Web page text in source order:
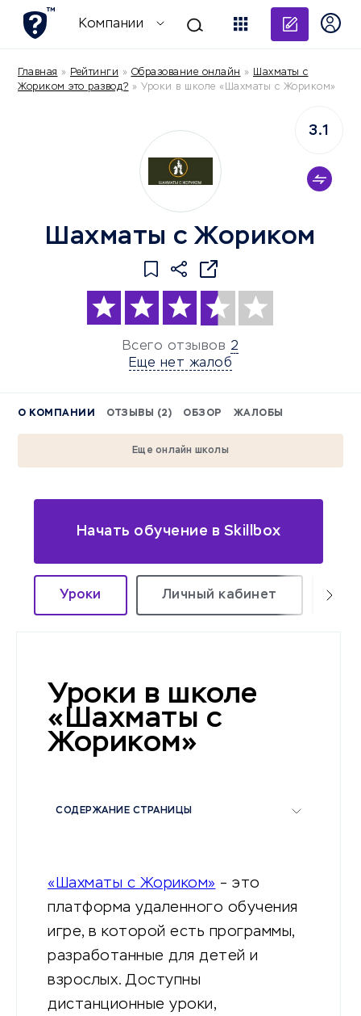
Компании
Главная » Рейтинги » Образование онлайн » Шахматы с
Жориком это развод? » Уроки в школе «Шахматы с Жориком»
Шахматы с Жориком
Всего отзывов 2
Еще нет жалоб
3.1
О КОМПАНИИ ОТЗЫВЫ (2) ОБЗОР ЖАЛОБЫ
Еще онлайн школы
Начать обучение в Skillbox
Уроки Личный кабинет
Уроки в школе
«Шахматы с
Жориком»
СОДЕРЖАНИЕ СТРАНИЦЫ
«Шахматы с Жориком» – это
платформа удаленного обучения
игре, в которой есть программы,
разработанные для детей и
взрослых. Доступны
дистанционные уроки,